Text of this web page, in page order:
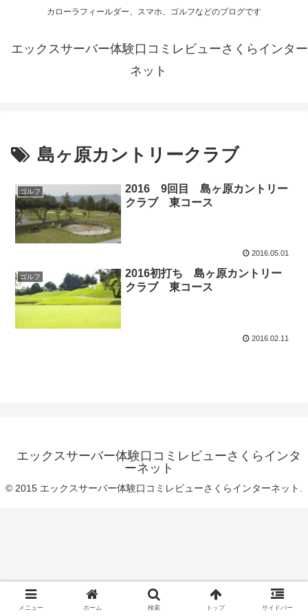
カローラフィールダー、スマホ、ゴルフなどのブログです
エックスサーバー体験口コミレビューさくらインター
ネット
島ヶ原カントリークラブ
ゴルフ
2016 9回目 島ヶ原カントリー
クラブ 東コース
2016.05.01
ゴルフ
2016初打ち 島ヶ原カントリー
クラブ 東コース
2016.02.11
エックスサーバー体験口コミレビューさくらインタ
ーネット
© 2015 エックスサーバー体験口コミレビューさくらインターネット.
メニュー ホーム 検索 トップ サイドバー